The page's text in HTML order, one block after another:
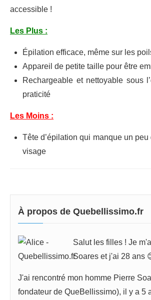
accessible !
Les Plus :
Épilation efficace, même sur les
Appareil de petite taille pour être
Rechargeable et nettoyable sous
praticité
Les Moins :
Tête d’épilation qui manque un
visage
À propos de Quebellissimo.fr
Salut les filles ! Je
Soares et j'ai 28 ans
J'ai rencontré mon homme Pierre
fondateur de QueBellissimo), il y a 5